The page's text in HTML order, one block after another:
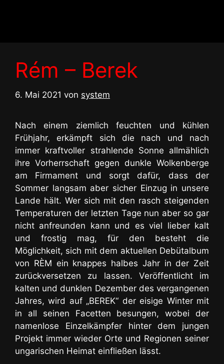
Rém – Berek
6. Mai 2021 von system
Nach einem ziemlich feuchten und kühlen
Frühjahr, erkämpft sich die nach und nach
immer kraftvoller strahlende Sonne allmählich
ihre Vorherrschaft gegen dunkle Wolkenberge
am Firmament und sorgt dafür, dass der
Sommer langsam aber sicher Einzug in unsere
Lande hält. Wer sich mit den rasch steigenden
Temperaturen der letzten Tage nun aber so gar
nicht anfreunden kann und es viel lieber kalt
und frostig mag, für den besteht die
Möglichkeit, sich mit dem aktuellen Debütalbum
von RÈM ein knappes halbes Jahr in der Zeit
zurückversetzen zu lassen. Veröffentlicht im
kalten und dunklen Dezember des vergangenen
Jahres, wird auf „BEREK“ der eisige Winter mit
in all seinen Facetten besungen, wobei der
namenlose Einzelkämpfer hinter dem jungen
Projekt immer wieder Orte und Regionen seiner
ungarischen Heimat einfließen lässt.